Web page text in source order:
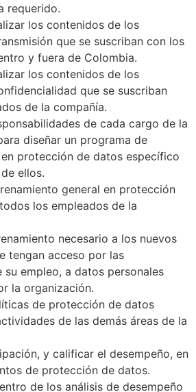
requerido.
los contenidos de los
que se suscriban con los
y fuera de Colombia.
los contenidos de los
que se suscriban
de la compañía.
de cada cargo de la
diseñar un programa de
protección de datos específico
ellos.
general en protección
los empleados de la
necesario a los nuevos
tengan acceso por las
su empleo, a datos personales
la organización.
de protección de datos
de las demás áreas de la
y calificar el desempeño, en
de protección de datos.
de los análisis de desempeño